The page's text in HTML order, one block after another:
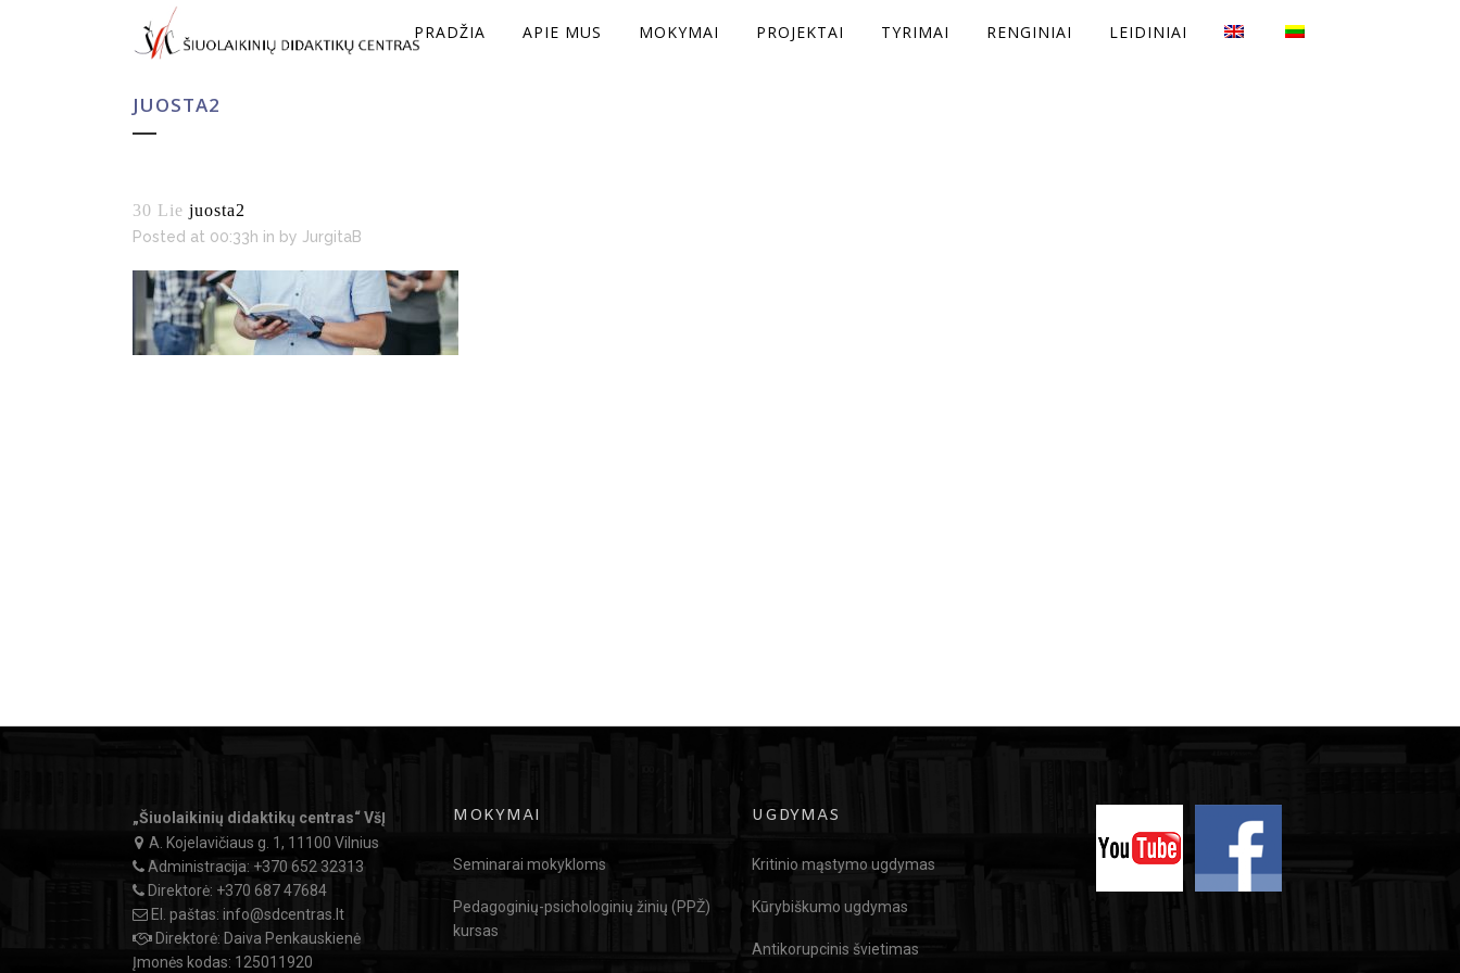
PRADŽIA APIE MUS MOKYMAI PROJEKTAI TYRIMAI RENGINIAI LEIDINIAI
JUOSTA2
30 Lie juosta2
Posted at 00:33h in by JurgitaB
„Šiuolaikinių didaktikų centras“ VšĮ
A. Kojelavičiaus g. 1, 11100 Vilnius
Administracija: +370 652 32313
Direktorė: +370 687 47684
El. paštas: info@sdcentras.lt
Direktorė: Daiva Penkauskienė
Įmonės kodas: 125011920
MOKYMAI
Seminarai mokykloms
Pedagoginių-psichologinių žinių (PPŽ)
kursas
UGDYMAS
Kritinio mąstymo ugdymas
Kūrybiškumo ugdymas
Antikorupcinis švietimas